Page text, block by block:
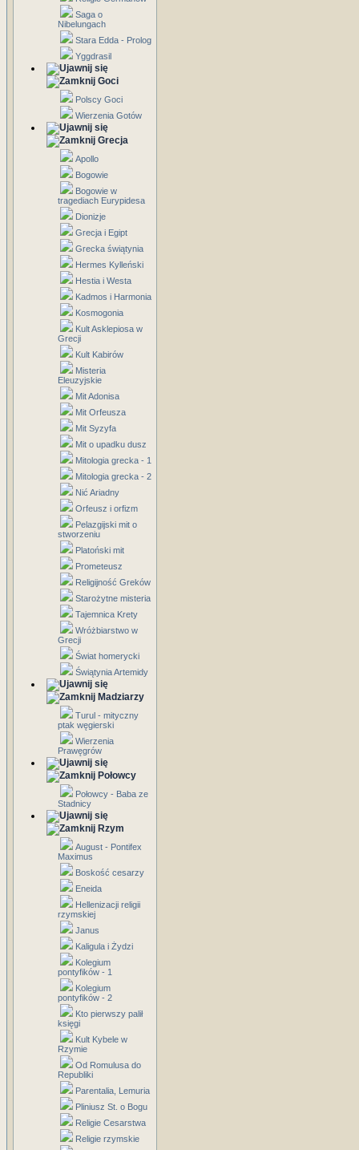
Saga o
Nibelungach
Stara Edda - Prolog
Yggdrasil
Goci
Polscy Goci
Wierzenia Gotów
Grecja
Apollo
Bogowie
Bogowie w
tragediach Eurypidesa
Dionizje
Grecja i Egipt
Grecka świątynia
Hermes Kylleński
Hestia i Westa
Kadmos i Harmonia
Kosmogonia
Kult Asklepiosa w
Grecji
Kult Kabirów
Misteria
Eleuzyjskie
Mit Adonisa
Mit Orfeusza
Mit Syzyfa
Mit o upadku dusz
Mitologia grecka - 1
Mitologia grecka - 2
Nić Ariadny
Orfeusz i orfizm
Pelazgijski mit o
stworzeniu
Platoński mit
Prometeusz
Religijność Greków
Starożytne misteria
Tajemnica Krety
Wróżbiarstwo w
Grecji
Świat homerycki
Świątynia Artemidy
Madziarzy
Turul - mityczny
ptak węgierski
Wierzenia
Prawęgrów
Połowcy
Połowcy - Baba ze
Stadnicy
Rzym
August - Pontifex
Maximus
Boskość cesarzy
Eneida
Hellenizacji religii
rzymskiej
Janus
Kaligula i Żydzi
Kolegium
pontyfików - 1
Kolegium
pontyfików - 2
Kto pierwszy palił
księgi
Kult Kybele w
Rzymie
Od Romulusa do
Republiki
Parentalia, Lemuria
Pliniusz St. o Bogu
Religie Cesarstwa
Religie rzymskie